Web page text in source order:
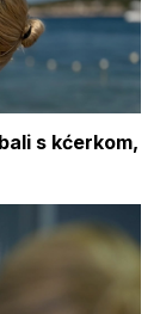
s kćerkom,